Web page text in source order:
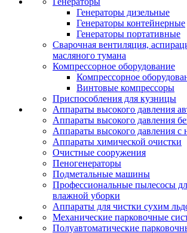
Генераторы дизельные
Генераторы контейнерные
Генераторы портативные
Сварочная вентиляция,
масляного тумана
Компрессорное оборудование
Компрессорное
Винтовые компрессоры
Приспособления для кузницы
Аппараты высокого давления
Аппараты высокого давления
Аппараты высокого давления с
Аппараты химической очистки
Очистные сооружения
Пеногенераторы
Подметальные машины
Профессиональные пылесосы
влажной уборки
Аппараты для чистки сухим
Механические парковочные
Полуавтоматические